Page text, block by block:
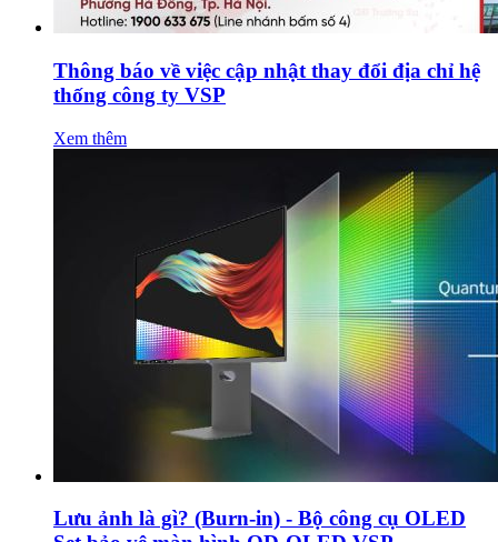
Thông báo về việc cập nhật thay đổi địa chỉ hệ
thống công ty VSP
Xem thêm
Lưu ảnh là gì? (Burn-in) - Bộ công cụ OLED